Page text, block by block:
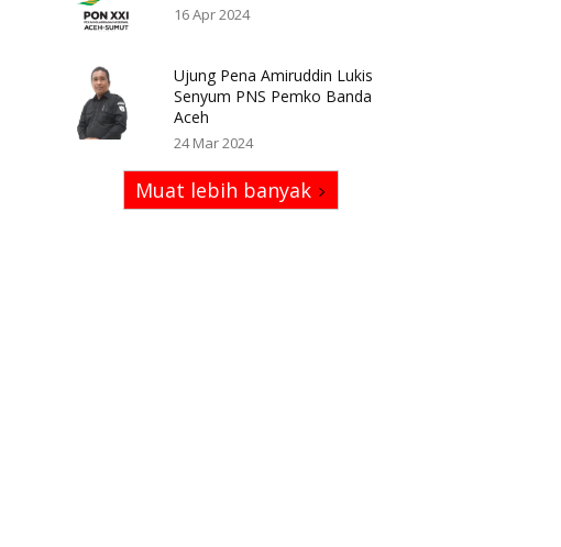
16 Apr 2024
Ujung Pena Amiruddin Lukis
Senyum PNS Pemko Banda
Aceh
24 Mar 2024
Muat lebih banyak